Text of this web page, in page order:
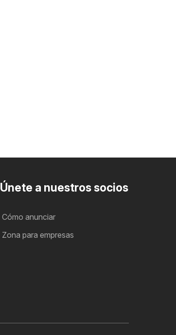
Únete a nuestros socios
Cómo anunciar
Zona para empresas